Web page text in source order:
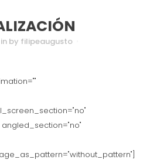
in by filipeaugusto